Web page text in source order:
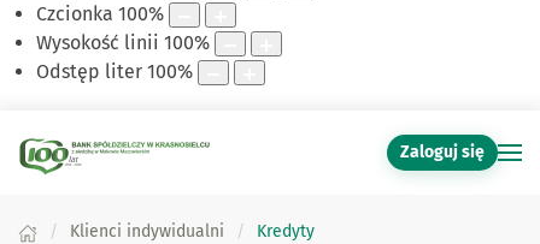
Czcionka 100%
Wysokość linii 100%
Odstęp liter 100%
Zaloguj się
Klienci indywidualni Kredyty